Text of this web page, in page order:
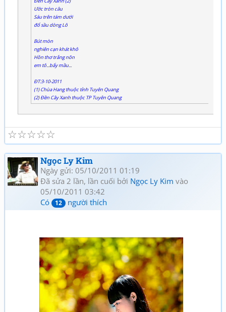
Ước tròn câu
Sáu trên tám dưới
đổ sầu dòng Lô
Bút mòn
nghiên cạn khát khô
Hồn thơ trắng nõn
em tô...bẩy mầu...
ĐT:3-10-2011
(1) Chùa Hang thuộc tỉnh Tuyên Quang
(2) Đền Cây Xanh thuộc TP Tuyên Quang
☆
☆
☆
☆
☆
Ngọc Ly Kim
Ngày gửi: 05/10/2011 01:19
Đã sửa 2 lần, lần cuối bởi Ngọc Ly Kim vào
05/10/2011 03:42
Có
12 người thích